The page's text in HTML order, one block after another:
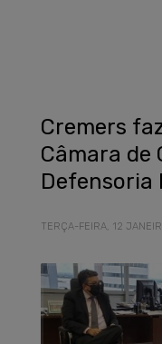
Cremers
Câmara de
Defensoria
TERÇA-FEIRA, 12